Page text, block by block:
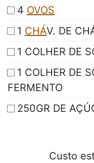
4 OVOS
1 CHÁV. DE
1 COLHER DE
1 COLHER DE
FERMENTO
250GR DE
Custo